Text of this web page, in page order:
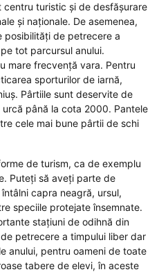
turistic şi de desfăşurare
şi naţionale. De asemenea,
posibilităţi de petrecere a
tot parcursul anului.
mare frecvenţă vara. Pentru
sporturilor de iarnă,
Pârtiile sunt deservite de
până la cota 2000. Pantele
cele mai bune pârtii de schi
de turism, ca de exemplu
Puteţi să aveţi parte de
capra neagră, ursul,
speciile protejate însemnate.
staţiuni de odihnă din
petrecere a timpului liber dar
anului, pentru oameni de toate
tabere de elevi, în aceste